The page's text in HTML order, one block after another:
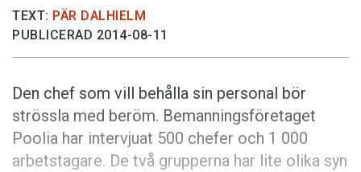
Föreslå nyord
Annonsera
Läs Språktidningen digitalt
Press
TEXT: PÄR DALHIELM
PUBLICERAD 2014-08-11
Den chef som vill behålla sin personal bör
strössla med beröm. Bemanningsföretaget
Poolia har intervjuat 500 chefer och 1 000
arbetstagare. De två grupperna har lite olika syn